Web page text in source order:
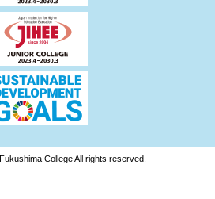
College All rights reserved.